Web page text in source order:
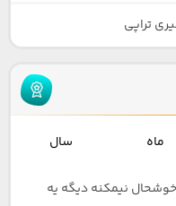
تراپی
ماه سال
نیمکنه دیگه یه